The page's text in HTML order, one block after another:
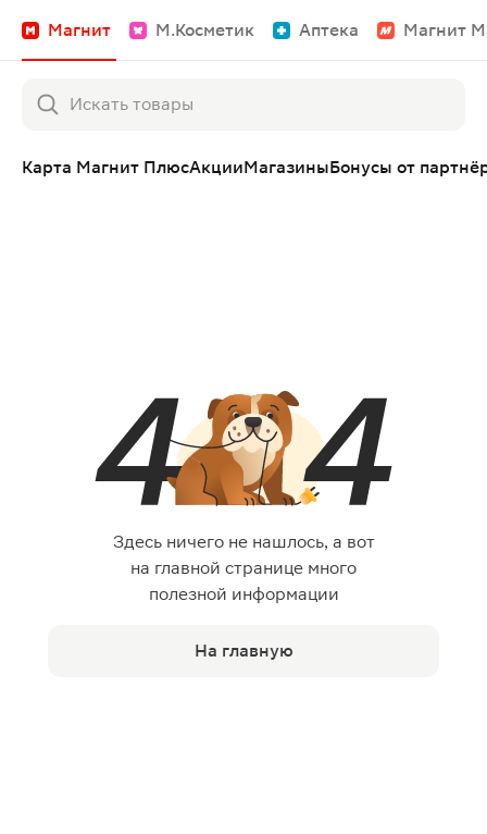
Магнит М.Косметик Аптека Магнит
Карта Магнит ПлюсАкцииМагазиныБонусы от
Здесь ничего не нашлось, а вот
на главной странице много
полезной информации
На главную